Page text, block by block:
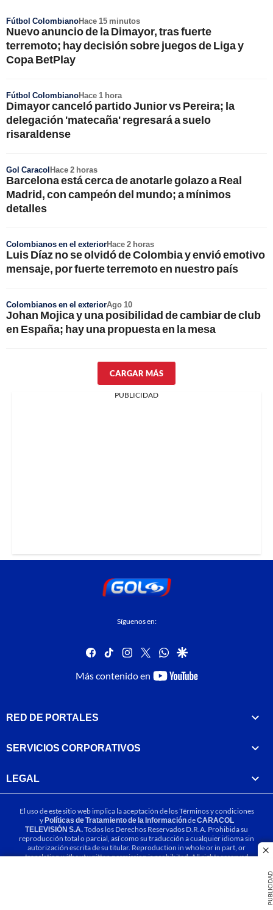
PUBLICIDAD
Fútbol ColombianoHace 15 minutos
Nuevo anuncio de la Dimayor, tras fuerte
terremoto; hay decisión sobre juegos de Liga y
Copa BetPlay
Fútbol ColombianoHace 1 hora
Dimayor canceló partido Junior vs Pereira; la
delegación 'matecaña' regresará a suelo
risaraldense
Gol CaracolHace 2 horas
Barcelona está cerca de anotarle golazo a Real
Madrid, con campeón del mundo; a mínimos
detalles
Colombianos en el exteriorHace 2 horas
Luis Díaz no se olvidó de Colombia y envió emotivo
mensaje, por fuerte terremoto en nuestro país
Colombianos en el exteriorAgo 10
Johan Mojica y una posibilidad de cambiar de club
en España; hay una propuesta en la mesa
CARGAR MÁS
PUBLICIDAD
Síguenos en:
facebook
tiktok instagram
twitterwhatsapp
google
Más contenido en
youtube-
RED DE PORTALES
SERVICIOS CORPORATIVOS
LEGAL
El uso de este sitio web implica la aceptación de losTérminos y condiciones
yPolíticas de Tratamiento de la InformacióndeCARACOL
TELEVISIÓN S.A.Todos los Derechos Reservados D.R.A. Prohibida su
reproducción total o parcial, así como su traducción a cualquier idioma sin
autorización escrita de su titular. Reproduction in whole or in part, or
translation without written permission is prohibited. All rights reserved